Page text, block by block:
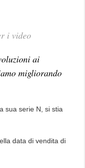
i video
ai
migliorando
sua serie N, si stia
data di vendita di